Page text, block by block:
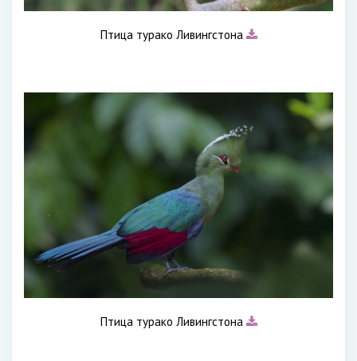
Птица турако Ливингстона
Птица турако Ливингстона